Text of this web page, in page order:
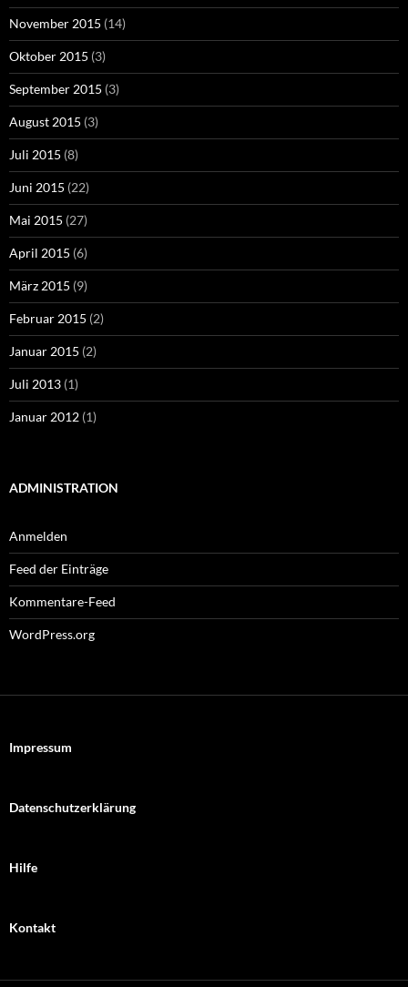
November 2015 (14)
Oktober 2015 (3)
September 2015 (3)
August 2015 (3)
Juli 2015 (8)
Juni 2015 (22)
Mai 2015 (27)
April 2015 (6)
März 2015 (9)
Februar 2015 (2)
Januar 2015 (2)
Juli 2013 (1)
Januar 2012 (1)
ADMINISTRATION
Anmelden
Feed der Einträge
Kommentare-Feed
WordPress.org
Impressum
Datenschutzerklärung
Hilfe
Kontakt